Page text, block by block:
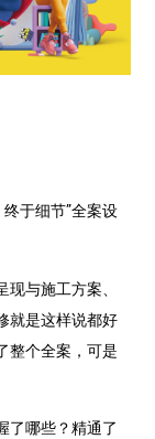
于细节”全案设
与施工方案、
就是这样说都好
整个全案，可是
了哪些？精通了